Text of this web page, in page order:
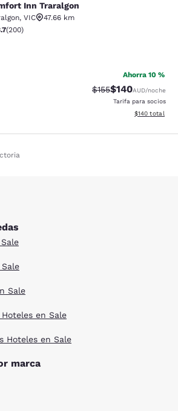
Traralgon
Inn Traralgon
, VIC
47.66 km
de 3.73 estrellas. Bueno. 200 reseñas
(200)
Ahorra 10 %
Precio tachado:
$155Precio con
$140AUD/noche
Tarifa para socios
Ver detalles
$140 total
Sale
en Sale
Hoteles en Sale
marca